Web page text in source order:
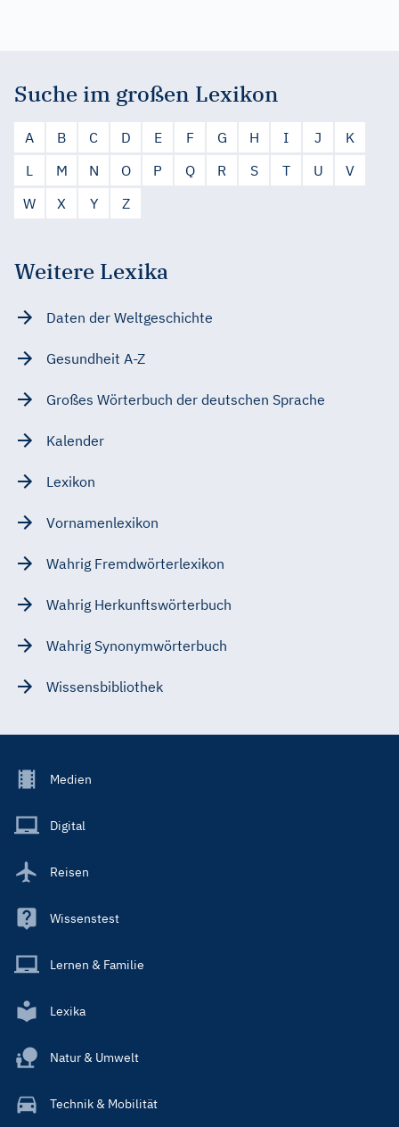
Suche im großen Lexikon
A B C D E F G H I J
K
L
M N O P Q R S T U
V
W
X Y Z
Weitere Lexika
Daten der Weltgeschichte
Gesundheit A-Z
Großes Wörterbuch der deutschen Sprache
Kalender
Lexikon
Vornamenlexikon
Wahrig Fremdwörterlexikon
Wahrig Herkunftswörterbuch
Wahrig Synonymwörterbuch
Wissensbibliothek
Footer
Main
Medien
Digital
Reisen
Wissenstest
Lernen & Familie
Lexika
Natur & Umwelt
Technik & Mobilität